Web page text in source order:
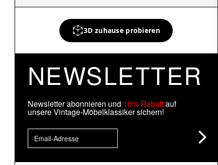
3D zuhause probieren
NEWSLETTER
Newsletter abonnieren und 10% Rabattauf
unsere Vintage-Möbelklassiker sichern!